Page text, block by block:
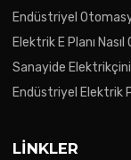
Endüstriyel
Elektrik E Planı
Sanayide
Endüstriyel Elektrik
LINKLER